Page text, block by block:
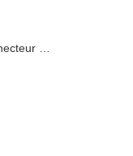
de batterie